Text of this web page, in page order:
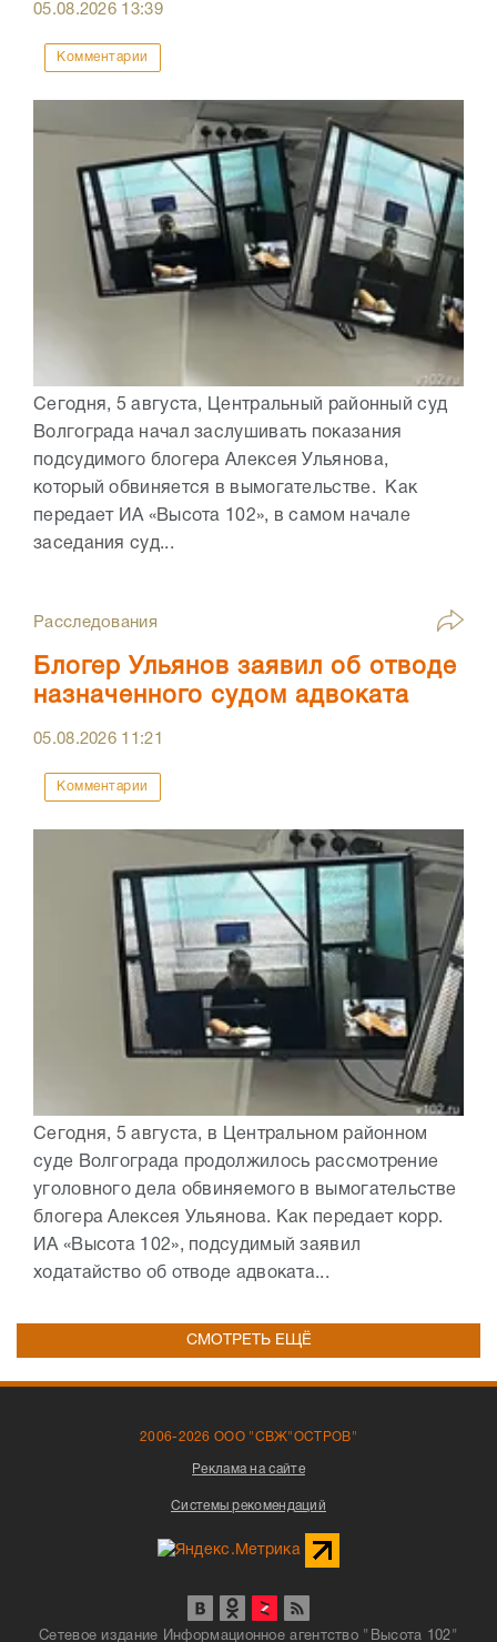
05.08.2026 13:39
Комментарии
Сегодня, 5 августа, Центральный районный суд
Волгограда начал заслушивать показания
подсудимого блогера Алексея Ульянова,
который обвиняется в вымогательстве. Как
передает ИА «Высота 102», в самом начале
заседания суд...
Расследования
Блогер Ульянов заявил об отводе
назначенного судом адвоката
05.08.2026 11:21
Комментарии
Сегодня, 5 августа, в Центральном районном
суде Волгограда продолжилось рассмотрение
уголовного дела обвиняемого в вымогательстве
блогера Алексея Ульянова. Как передает корр.
ИА «Высота 102», подсудимый заявил
ходатайство об отводе адвоката...
СМОТРЕТЬ ЕЩЁ
2006-2026 ООО "СВЖ"ОСТРОВ"
Реклама на сайте
Системы рекомендаций
Сетевое издание Информационное агентство "Высота 102"